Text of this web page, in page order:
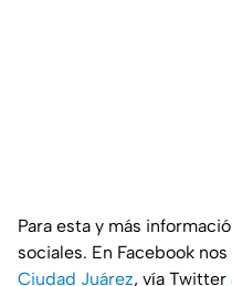
Para esta y más
sociales. En Facebook
Ciudad Juárez, vía Twitter